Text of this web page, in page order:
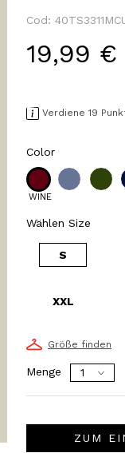
Cod:
19,99 €
Verdiene 19
Color
WINE
Wählen Size
S
XXL
Größe finden
Menge
ZUM